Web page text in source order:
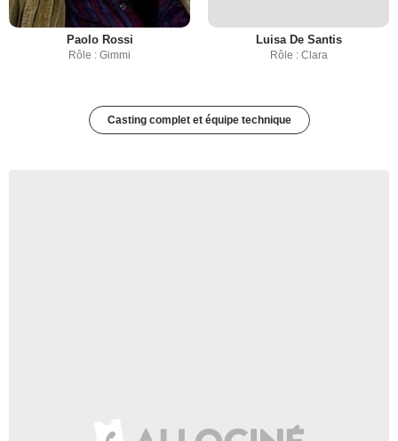
Paolo Rossi
Rôle : Gimmi
Luisa De Santis
Rôle : Clara
Casting complet et équipe technique